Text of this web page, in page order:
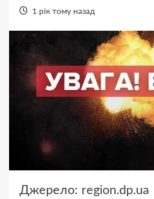
1 рік тому назад
Джерело: region.dp.ua